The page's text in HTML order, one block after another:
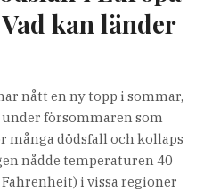
kan länder
nått en ny topp i sommar,
försommaren som
dödsfall och kollaps
nådde temperaturen 40
i vissa regioner